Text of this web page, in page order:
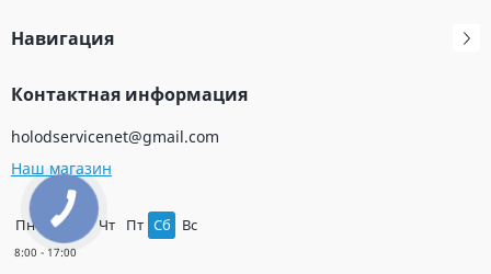
Навигация
Контактная информация
holodservicenet@gmail.com
Наш магазин
Пн Вт Чт Пт Сб Вс